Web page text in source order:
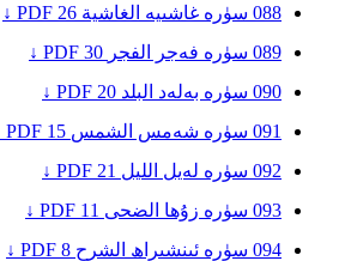
088 سۈرە غاشىيە الغاشية 26
PDF ↓
089 سۈرە فەجر الفجر 30
PDF ↓
090 سۈرە بەلەد البلد 20
PDF ↓
091 سۈرە شەمس الشمس 15
PDF ↓
092 سۈرە لەيل الليل 21
PDF ↓
093 سۈرە زۇھا الضحى 11
PDF ↓
094 سۈرە ئىنشىراھ الشرح 8
PDF ↓